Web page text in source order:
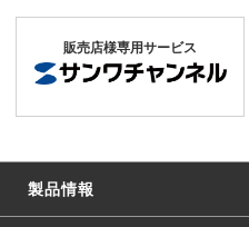
販売店様専用サービス
製品情報